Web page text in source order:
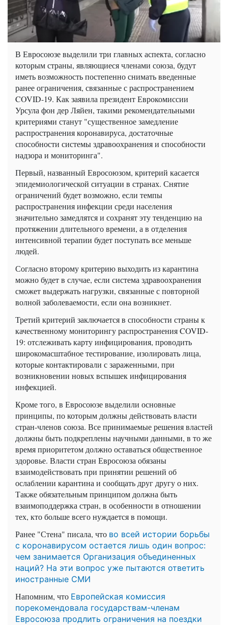
В Евросоюзе выделили три главных аспекта, согласно
которым страны, являющиеся членами союза, будут
иметь возможность постепенно снимать введенные
ранее ограничения, связанные с распространением
COVID-19. Как заявила президент Еврокомиссии
Урсула фон дер Ляйен, такими рекомендательными
критериями станут "существенное замедление
распространения коронавируса, достаточные
способности системы здравоохранения и способности
надзора и мониторинга".
Первый, названный Евросоюзом, критерий касается
эпидемиологической ситуации в странах. Снятие
ограничений будет возможно, если темпы
распространения инфекции среди населения
значительно замедлятся и сохранят эту тенденцию на
протяжении длительного времени, а в отделения
интенсивной терапии будет поступать все меньше
людей.
Согласно второму критерию выходить из карантина
можно будет в случае, если система здравоохранения
сможет выдержать нагрузки, связанные с повторной
волной заболеваемости, если она возникнет.
Третий критерий заключается в способности страны к
качественному мониторингу распространения COVID-
19: отслеживать карту инфицирования, проводить
широкомасштабное тестирование, изолировать лица,
которые контактировали с зараженными, при
возникновении новых вспышек инфицирования
инфекцией.
Кроме того, в Евросоюзе выделили основные
принципы, по которым должны действовать власти
стран-членов союза. Все принимаемые решения властей
должны быть подкреплены научными данными, в то же
время приоритетом должно оставаться общественное
здоровье. Власти стран Евросоюза обязаны
взаимодействовать при принятии решений об
ослаблении карантина и сообщать друг другу о них.
Также обязательным принципом должна быть
взаимоподдержка стран, в особенности в отношении
тех, кто больше всего нуждается в помощи.
Ранее "Стена" писала, что во всей истории борьбы
с коронавирусом остается лишь один вопрос:
чем занимается Организация объединенных
наций? На эти вопрос уже пытаются ответить
иностранные СМИ
Напомним, что Европейская комиссия
порекомендовала государствам-членам
Евросоюза продлить ограничения на поездки